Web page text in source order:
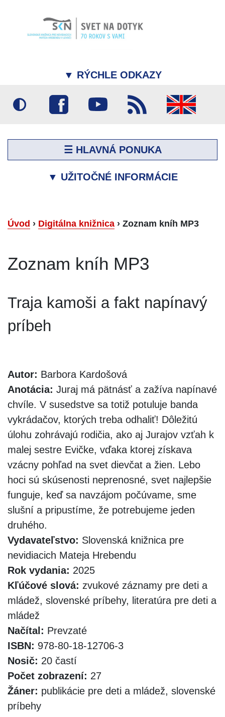
▼ RÝCHLE ODKAZY
☰ HLAVNÁ PONUKA
▼ UŽITOČNÉ INFORMÁCIE
Úvod › Digitálna knižnica › Zoznam kníh MP3
Zoznam kníh MP3
Traja kamoši a fakt napínavý
príbeh
Autor: Barbora Kardošová
Anotácia: Juraj má pätnásť a zažíva napínavé
chvíle. V susedstve sa totiž potuluje banda
vykrádačov, ktorých treba odhaliť! Dôležitú
úlohu zohrávajú rodičia, ako aj Jurajov vzťah k
malej sestre Evičke, vďaka ktorej získava
vzácny pohľad na svet dievčat a žien. Lebo
hoci sú skúsenosti neprenosné, svet najlepšie
funguje, keď sa navzájom počúvame, sme
slušní a pripustíme, že potrebujeme jeden
druhého.
Vydavateľstvo: Slovenská knižnica pre
nevidiacich Mateja Hrebendu
Rok vydania: 2025
Kľúčové slová: zvukové záznamy pre deti a
mládež, slovenské príbehy, literatúra pre deti a
mládež
Načítal: Prevzaté
ISBN: 978-80-18-12706-3
Nosič: 20 častí
Počet zobrazení: 27
Žáner: publikácie pre deti a mládež, slovenské
príbehy